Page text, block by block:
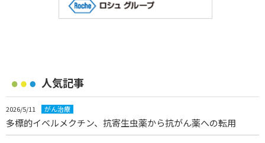
人気記事
2026/5/11 がん治療
多標的イベルメクチン、抗寄生虫薬から抗がん薬への転用